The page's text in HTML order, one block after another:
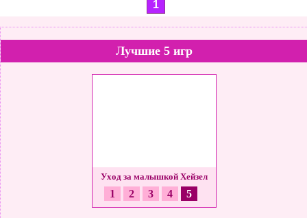
1
Лучшие 5 игр
неприятности Уход за малышкой Хейзел
1 2 3 4 5